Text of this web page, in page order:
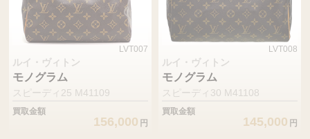
LVT007
ルイ・ヴィトン
モノグラム
スピーディ25 M41109
買取金額
156,000 円
LVT008
ルイ・ヴィトン
モノグラム
スピーディ30 M41108
買取金額
145,000 円